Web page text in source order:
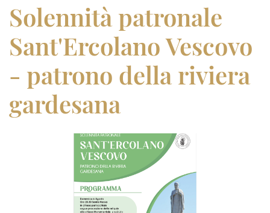
Solennità patronale
Sant'Ercolano Vescovo
- patrono della riviera
gardesana